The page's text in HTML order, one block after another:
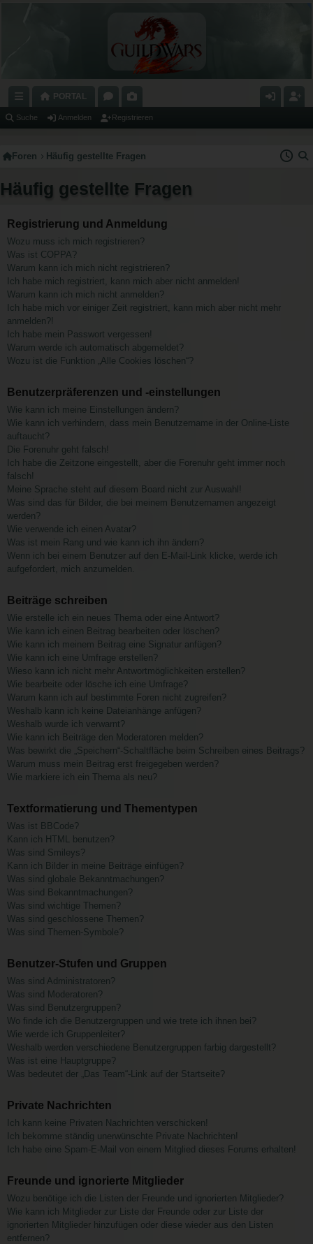
C
N
E
Z
U
G
RI
FF
PORTAL
O
E
N
A
E
Suche Anmelden Registrieren
Foren Häufig gestellte Fragen
Häufig gestellte Fragen
Registrierung und Anmeldung
Wozu muss ich mich registrieren?
Was ist COPPA?
Warum kann ich mich nicht registrieren?
Ich habe mich registriert, kann mich aber nicht anmelden!
Warum kann ich mich nicht anmelden?
Ich habe mich vor einiger Zeit registriert, kann mich aber nicht mehr
anmelden?!
Ich habe mein Passwort vergessen!
Warum werde ich automatisch abgemeldet?
Wozu ist die Funktion „Alle Cookies löschen“?
Benutzerpräferenzen und -einstellungen
Wie kann ich meine Einstellungen ändern?
Wie kann ich verhindern, dass mein Benutzername in der Online-Liste
auftaucht?
Die Forenuhr geht falsch!
Ich habe die Zeitzone eingestellt, aber die Forenuhr geht immer noch
falsch!
Meine Sprache steht auf diesem Board nicht zur Auswahl!
Was sind das für Bilder, die bei meinem Benutzernamen angezeigt
werden?
Wie verwende ich einen Avatar?
Was ist mein Rang und wie kann ich ihn ändern?
Wenn ich bei einem Benutzer auf den E-Mail-Link klicke, werde ich
aufgefordert, mich anzumelden.
Beiträge schreiben
Wie erstelle ich ein neues Thema oder eine Antwort?
Wie kann ich einen Beitrag bearbeiten oder löschen?
Wie kann ich meinem Beitrag eine Signatur anfügen?
Wie kann ich eine Umfrage erstellen?
Wieso kann ich nicht mehr Antwortmöglichkeiten erstellen?
Wie bearbeite oder lösche ich eine Umfrage?
Warum kann ich auf bestimmte Foren nicht zugreifen?
Weshalb kann ich keine Dateianhänge anfügen?
Weshalb wurde ich verwarnt?
Wie kann ich Beiträge den Moderatoren melden?
Was bewirkt die „Speichern“-Schaltfläche beim Schreiben eines Beitrags?
Warum muss mein Beitrag erst freigegeben werden?
Wie markiere ich ein Thema als neu?
Textformatierung und Thementypen
Was ist BBCode?
Kann ich HTML benutzen?
Was sind Smileys?
Kann ich Bilder in meine Beiträge einfügen?
Was sind globale Bekanntmachungen?
Was sind Bekanntmachungen?
Was sind wichtige Themen?
Was sind geschlossene Themen?
Was sind Themen-Symbole?
Benutzer-Stufen und Gruppen
Was sind Administratoren?
Was sind Moderatoren?
Was sind Benutzergruppen?
Wo finde ich die Benutzergruppen und wie trete ich ihnen bei?
Wie werde ich Gruppenleiter?
Weshalb werden verschiedene Benutzergruppen farbig dargestellt?
Was ist eine Hauptgruppe?
Was bedeutet der „Das Team“-Link auf der Startseite?
Private Nachrichten
Ich kann keine Privaten Nachrichten verschicken!
Ich bekomme ständig unerwünschte Private Nachrichten!
Ich habe eine Spam-E-Mail von einem Mitglied dieses Forums erhalten!
Freunde und ignorierte Mitglieder
Wozu benötige ich die Listen der Freunde und ignorierten Mitglieder?
Wie kann ich Mitglieder zur Liste der Freunde oder zur Liste der
ignorierten Mitglieder hinzufügen oder diese wieder aus den Listen
entfernen?